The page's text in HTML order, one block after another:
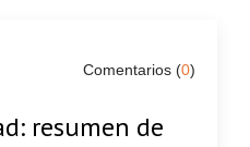
Comentarios (0)
resumen de